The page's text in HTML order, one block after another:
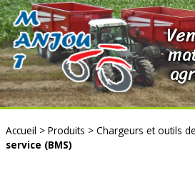
Accueil >Produits >Chargeurs et outils
service (BMS)